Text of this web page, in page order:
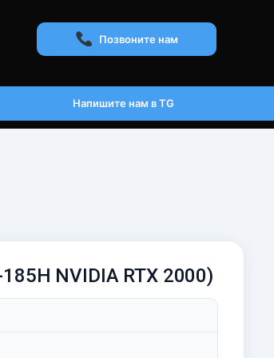
Позвоните нам
Напишите нам в TG
NVIDIA RTX 2000)